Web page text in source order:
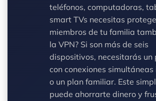
teléfonos, computadoras,
smart TVs necesitas
miembros de tu familia
la VPN? Si son más de seis
dispositivos, necesitarás un
con conexiones
o un plan familiar. Este
puede ahorrarte dinero y